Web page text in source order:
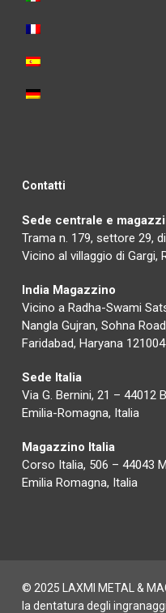
Contatti
Sede centrale e
Trama n. 179, settore 29,
Vicino al villaggio di Gargi,
India Magazzino
Vicino a Radha-Swami
Nangla Gujran, Sohna
Faridabad, Haryana 121004
Sede Italia
Via G. Bernini, 21 – 44012
Emilia-Romagna, Italia
Magazzino Italia
Corso Italia, 506 – 44043
Emilia Romagna, Italia
© 2025 LAXMI METAL &
la dentatura degli